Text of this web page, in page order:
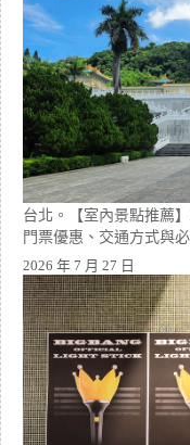
台北。【室內景點推薦
門票優惠、交通方式與
2026 年 7 月 27 日